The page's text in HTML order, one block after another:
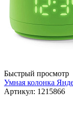
Быстрый просмотр
Умная колонка
Артикул: 1215866